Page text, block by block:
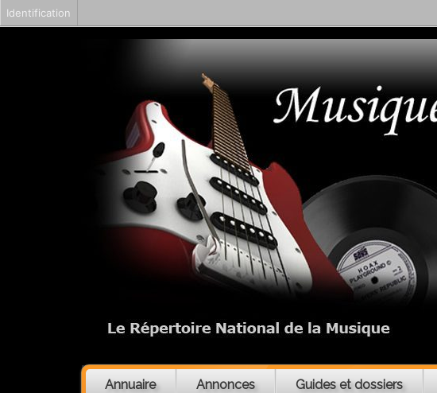
Annuaire Annonces Guides et dossiers
Identification